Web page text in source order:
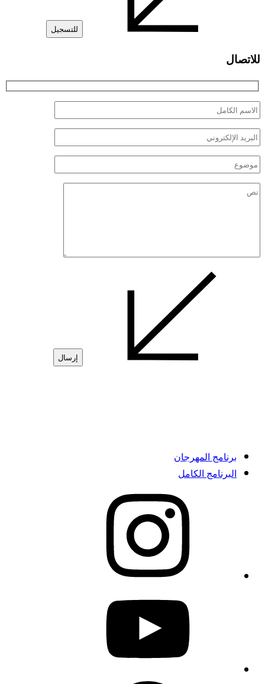
للاتصال
الاسم
الكامل
البريد
الإلكتروني
موضوع
نص
برنامج المهرجان
البرنامج الكامل